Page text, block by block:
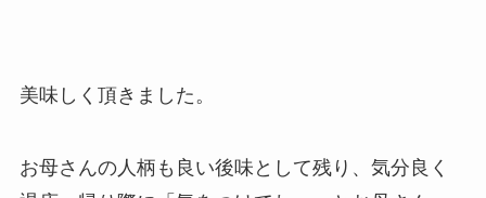
美味しく頂きました。
お母さんの人柄も良い後味として残り、気分良く